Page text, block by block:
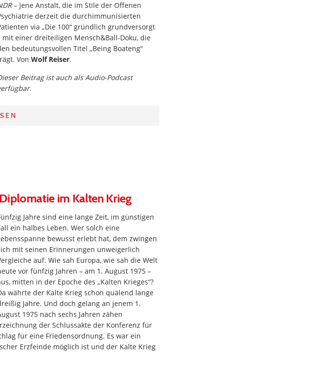
– jene Anstalt, die im Stile der Offenen
derzeit die durchimmunisierten
via „Die 100“ gründlich grundversorgt
mit einer dreiteiligen Mensch&Ball-Doku, die
bedeutungsvollen Titel „Being Boateng“
Von Wolf Reiser.
Beitrag ist auch als Audio-Podcast
im Kalten Krieg
Jahre sind eine lange Zeit, im günstigen
ein halbes Leben. Wer solch eine
bewusst erlebt hat, dem zwingen
mit seinen Erinnerungen unweigerlich
auf. Wie sah Europa, wie sah die Welt
vor fünfzig Jahren – am 1. August 1975 –
mitten in der Epoche des „Kalten Krieges“?
währte der Kalte Krieg schon quälend lange
Jahre. Und doch gelang an jenem 1.
1975 nach sechs Jahren zähen
der Schlussakte der Konferenz für
für eine Friedensordnung. Es war ein
Erzfeinde möglich ist und der Kalte Krieg